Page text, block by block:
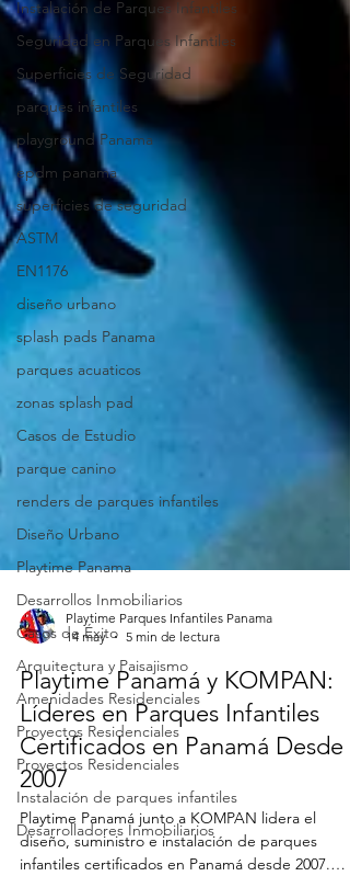
Instalación de Parques Infantiles
Seguridad en Parques Infantiles
Superficies de Seguridad
parques infantiles
playground Panama
epdm panama
superficies de seguridad
ASTM
EN1176
diseño urbano
splash pads Panama
parques acuaticos
zonas splash pad
Casos de Estudio
parque canino
renders de parques infantiles
Diseño Urbano
Playtime Panama
Desarrollos Inmobiliarios
Casos de Éxito
Arquitectura y Paisajismo
Amenidades Residenciales
Proyectos Residenciales
Proyectos Residenciales
Instalación de parques infantiles
Desarrolladores Inmobiliarios
Playtime Parques Infantiles Panama
14 may
5 min de lectura
Playtime Panamá y KOMPAN:
Líderes en Parques Infantiles
Certificados en Panamá Desde
2007
Playtime Panamá junto a KOMPAN lidera el